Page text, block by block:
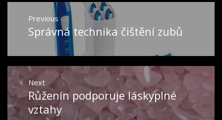
Navigace
příspěvek
Previous
Previous
post:
Správná technika čištění zubů
Next
Next
post:
Růženín podporuje láskyplné
vztahy